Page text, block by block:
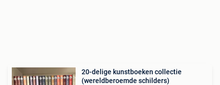
20-delige kunstboeken collectie
(wereldberoemde schilders)